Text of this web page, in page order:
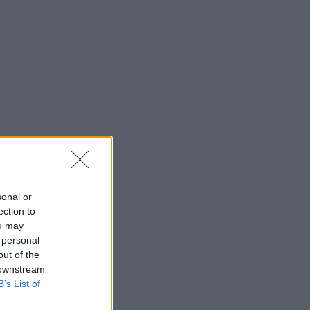
or
to
may
of the
List of
19:18 SUPER LEAGUE
ΠΑΟΚ: Τούρκικα σενάρια για «ζεστό»